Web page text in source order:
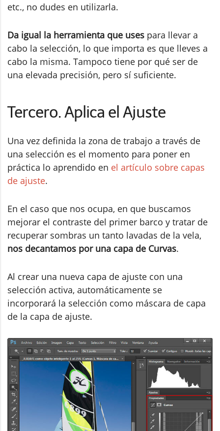
etc., no dudes en utilizarla.
Da igual la herramienta que uses para llevar a
cabo la selección, lo que importa es que lleves a
cabo la misma. Tampoco tiene por qué ser de
una elevada precisión, pero sí suficiente.
Tercero. Aplica el Ajuste
Una vez definida la zona de trabajo a través de
una selección es el momento para poner en
práctica lo aprendido en el artículo sobre capas
de ajuste.
En el caso que nos ocupa, en que buscamos
mejorar el contraste del primer barco y tratar de
recuperar sombras un tanto lavadas de la vela,
nos decantamos por una capa de Curvas.
Al crear una nueva capa de ajuste con una
selección activa, automáticamente se
incorporará la selección como máscara de capa
de la capa de ajuste.